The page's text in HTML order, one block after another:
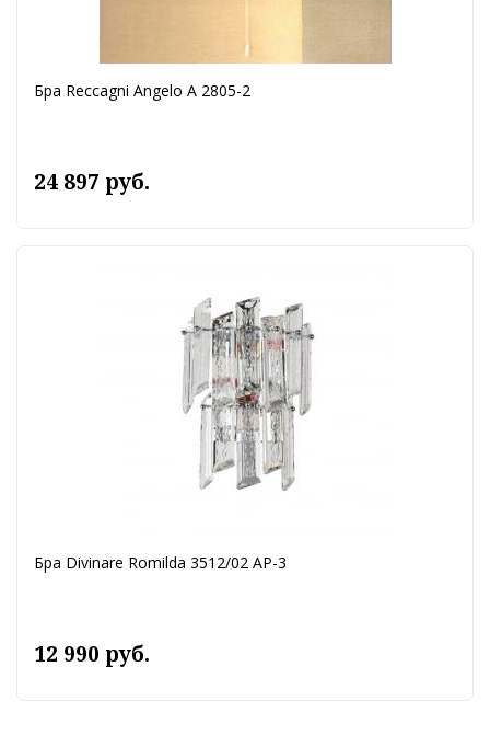
Бра Reccagni Angelo A 2805-2
24 897 руб.
Бра Divinare Romilda 3512/02 AP-3
12 990 руб.